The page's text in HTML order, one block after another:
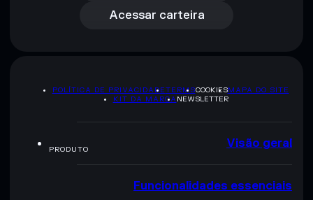
Acessar carteira
POLÍTICA DE PRIVACIDADETERMSCOOKIESMAPA DO SITE
KIT DA MARCA NEWSLETTER
PRODUTO Visão geral
Funcionalidades essenciais